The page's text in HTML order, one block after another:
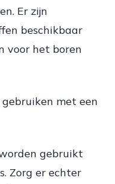
Er zijn
beschikbaar
voor het boren
met een
gebruikt
Zorg er echter